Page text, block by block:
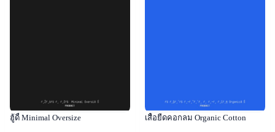
ฮู้ดี้ Minimal Oversize เสื้อยืดคอกลม Organic Cotton